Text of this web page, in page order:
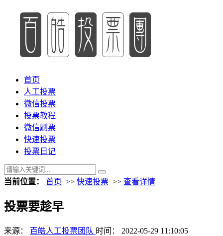
首页
人工投票
微信投票
投票教程
微信刷票
快速投票
投票日记
当前位置： 首页 >> 快速投票 >> 查看详情
投票要趁早
来源： 百皓人工投票团队 时间： 2022-05-29 11:10:05